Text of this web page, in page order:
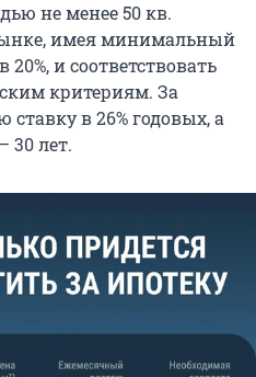
не менее 50 кв.
имея минимальный
и соответствовать
критериям. За
в 26% годовых, а
30 лет.